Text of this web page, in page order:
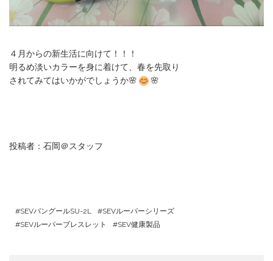
４月からの新生活に向けて！！！
明るめ淡いカラーを身に着けて、春を先取り
されてみてはいかがでしょうか🌸
🌸
投稿者：石岡＠スタッフ
SEVバングールSU-2L
SEVルーパーシリーズ
SEVルーパーブレスレット
SEV健康製品